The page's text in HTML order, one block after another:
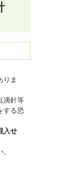
りま
滴針等
する恐
入せ